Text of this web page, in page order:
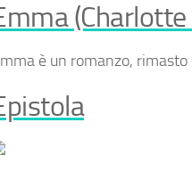
è un romanzo,